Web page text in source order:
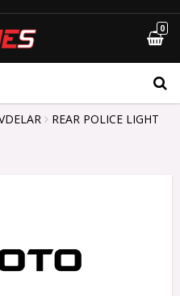
0
REAR POLICE LIGHT